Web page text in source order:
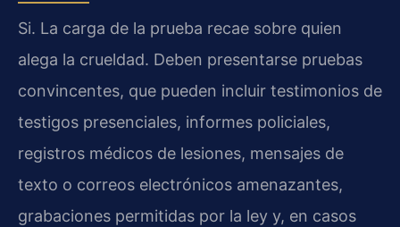
Si. La carga de la prueba recae sobre quien
alega la crueldad. Deben presentarse pruebas
convincentes, que pueden incluir testimonios de
testigos presenciales, informes policiales,
registros médicos de lesiones, mensajes de
texto o correos electrónicos amenazantes,
grabaciones permitidas por la ley y, en casos